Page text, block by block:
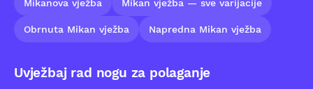
Mikanova vježba Mikan vježba — sve varijacije
Obrnuta Mikan vježba Napredna Mikan vježba
Uvježbaj rad nogu za polaganje